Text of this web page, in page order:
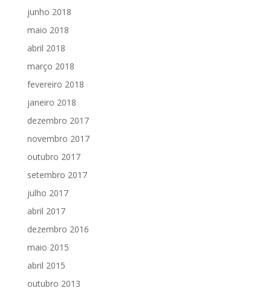
junho 2018
maio 2018
abril 2018
março 2018
fevereiro 2018
janeiro 2018
dezembro 2017
novembro 2017
outubro 2017
setembro 2017
julho 2017
abril 2017
dezembro 2016
maio 2015
abril 2015
outubro 2013